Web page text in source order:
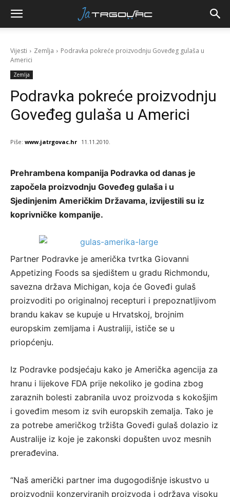
Vijesti Zemlja
Podravka pokreće proizvodnju Goveđeg gulaša u
Americi
Zemlja
Podravka pokreće proizvodnju
Goveđeg gulaša u Americi
Piše: www.jatrgovac.hr 11.11.2010.
Prehrambena kompanija Podravka od danas je
započela proizvodnju Goveđeg gulaša i u
Sjedinjenim Američkim Državama, izvijestili su iz
koprivničke kompanije.
Partner Podravke je američka tvrtka Giovanni
Appetizing Foods sa sjedištem u gradu Richmondu,
savezna država Michigan, koja će Goveđi gulaš
proizvoditi po originalnoj recepturi i prepoznatljivom
brandu kakav se kupuje u Hrvatskoj, brojnim
europskim zemljama i Australiji, ističe se u
priopćenju.
Iz Podravke podsjećaju kako je Američka agencija za
hranu i lijekove FDA prije nekoliko je godina zbog
zaraznih bolesti zabranila uvoz proizvoda s kokošjim
i goveđim mesom iz svih europskih zemalja. Tako je
za potrebe američkog tržišta Goveđi gulaš dolazio iz
Australije iz koje je zakonski dopušten uvoz mesnih
prerađevina.
“Naš američki partner ima dugogodišnje iskustvo u
proizvodnji konzerviranih proizvoda i održava visoku